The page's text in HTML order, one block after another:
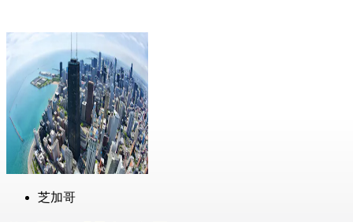
芝加哥